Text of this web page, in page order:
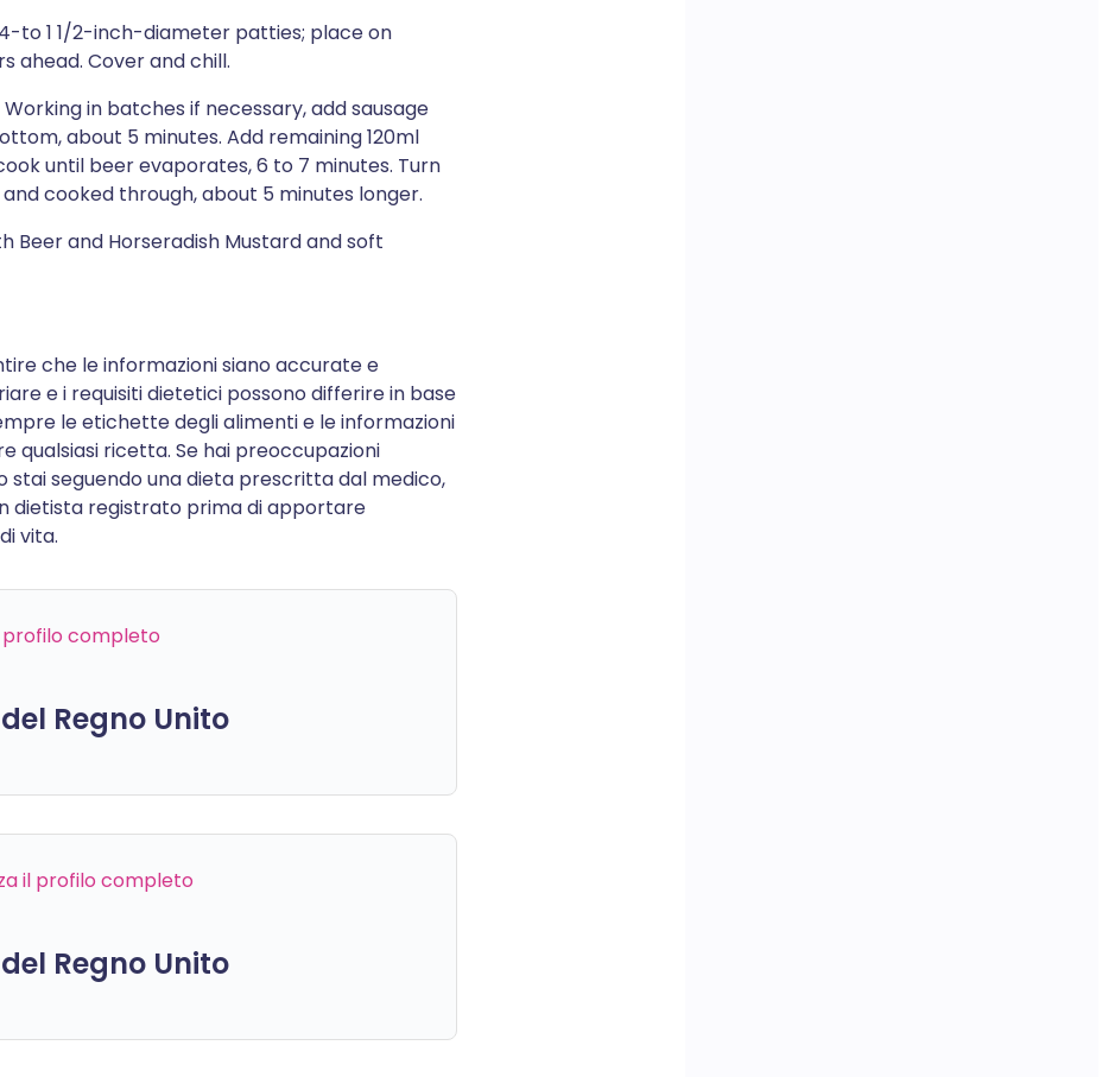
to 1 1/2-inch-diameter patties; place on
ahead. Cover and chill.
in batches if necessary, add sausage
about 5 minutes. Add remaining 120ml
until beer evaporates, 6 to 7 minutes. Turn
cooked through, about 5 minutes longer.
Beer and Horseradish Mustard and soft
che le informazioni siano accurate e
e i requisiti dietetici possono differire in base
le etichette degli alimenti e le informazioni
qualsiasi ricetta. Se hai preoccupazioni
stai seguendo una dieta prescritta dal medico,
dietista registrato prima di apportare
vita.
profilo completo
Regno Unito
il profilo completo
Regno Unito